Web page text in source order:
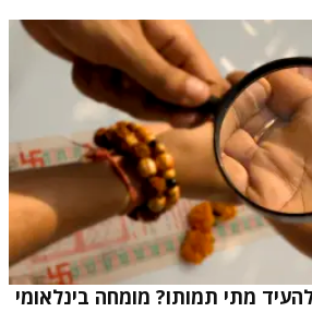
מתי תמותו? מומחה בינלאומי